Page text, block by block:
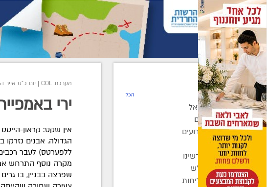
חדשות
רדיו COL הכל
חב"ד בישראל
חב"ד בעולם
כינוסים ואירועים
קהילות
בחצרות קדשינו
שמחות אנ"ש
יוצאים לשליחות
מערכת COL | יום כ"ט אייר
ירי
אין שקט: קראון-
הגדולה. אבנים נזרקו
שפרצה בבניין, בו